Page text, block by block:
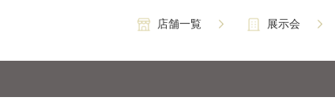
店舗一覧 展示会